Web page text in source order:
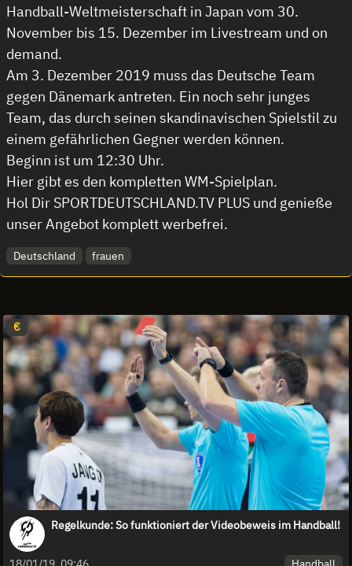
Handball-Weltmeisterschaft in Japan vom 30.
November bis 15. Dezember im Livestream und on
demand.
Am 3. Dezember 2019 muss das Deutsche Team
gegen Dänemark antreten. Ein noch sehr junges
Team, das durch seinen skandinavischen Spielstil zu
einem gefährlichen Gegner werden können.
Beginn ist um 12:30 Uhr.
Hier gibt es den kompletten WM-Spielplan.
Hol Dir SPORTDEUTSCHLAND.TV PLUS und genieße
unser Angebot komplett werbefrei.
Deutschland frauen
€
Regelkunde: So funktioniert der Videobeweis im Handball!